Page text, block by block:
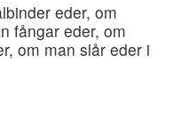
eder, om
fångar eder, om
om man slår eder i